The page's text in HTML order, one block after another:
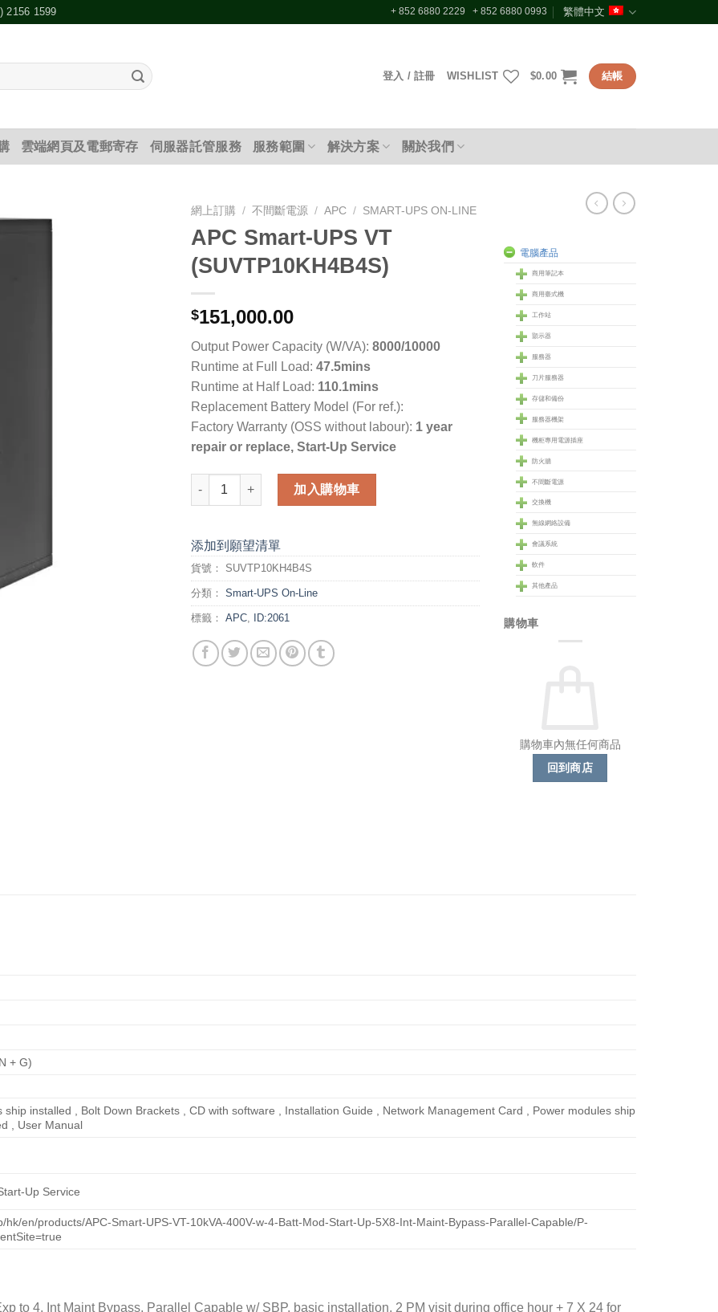
2156 1599 + 852 6880 2229 + 852 6880 0993 繁體中文
登入 / 註冊 WISHLIST $0.00 結帳
雲端網頁及電郵寄存 伺服器託管服務 服務範圍 解決方案 關於我們
網上訂購 / 不間斷電源 / APC / SMART-UPS ON-LINE
APC Smart-UPS VT
(SUVTP10KH4B4S)
$151,000.00
Output Power Capacity (W/VA): 8000/10000
Runtime at Full Load: 47.5mins
Runtime at Half Load: 110.1mins
Replacement Battery Model (For ref.):
Factory Warranty (OSS without labour): 1 year
repair or replace, Start-Up Service
APC Smart-UPS VT (SUVTP10KH4B4S) 數量
加入購物車
添加到願望清單
貨號： SUVTP10KH4B4S
分類： Smart-UPS On-Line
標籤： APC ID:2061
電腦產品
商用筆記本
商用臺式機
工作站
顥示器
服務器
刀片服務器
存儲和備份
服務器機架
機柜專用電源插座
防火牆
不間斷電源
交換機
無線網絡設備
會議系統
軟件
其他產品
購物車
購物車內無任何商品
回到商店
+ G)
ship installed , Bolt Down Brackets , CD with software , Installation Guide , Network Management Card , Power modules ship
, User Manual
Up Service
hk/en/products/APC-Smart-UPS-VT-10kVA-400V-w-4-Batt-Mod-Start-Up-5X8-Int-Maint-Bypass-Parallel-Capable/P-
to 4, Int Maint Bypass, Parallel Capable w/ SBP, basic installation, 2 PM visit during office hour + 7 X 24 for